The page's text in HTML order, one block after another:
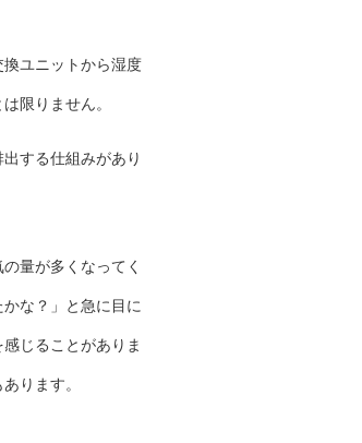
ユニットから湿度
限りません。
する仕組みがあり
量が多くなってく
な？」と急に目に
じることがありま
ります。